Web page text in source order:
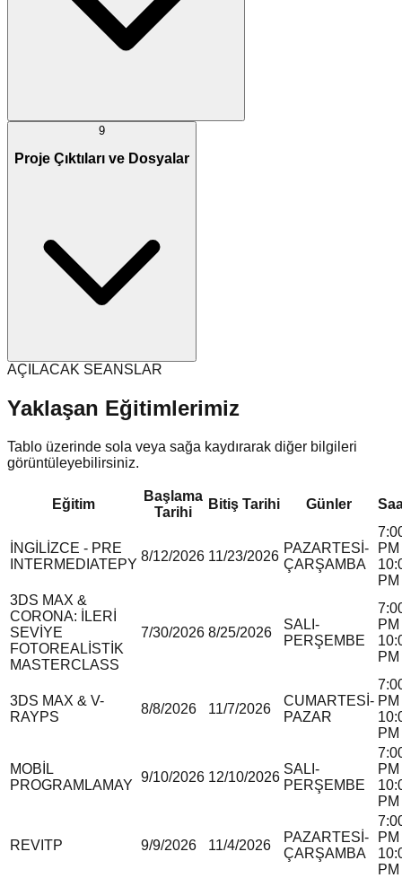
9
Proje Çıktıları ve Dosyalar
AÇILACAK SEANSLAR
Yaklaşan Eğitimlerimiz
Tablo üzerinde sola veya sağa kaydırarak diğer bilgileri
görüntüleyebilirsiniz.
Eğitim
Başlama
Tarihi
Bitiş Tarihi Günler
İNGİLİZCE - PRE
INTERMEDIATEPY
8/12/2026 11/23/2026
PAZARTESİ-
ÇARŞAMBA
PM
PM
3DS MAX &
CORONA: İLERİ
SEVİYE
FOTOREALİSTİK
MASTERCLASS
7/30/2026 8/25/2026
SALI-
PERŞEMBE
PM
PM
3DS MAX & V-
RAYPS
8/8/2026 11/7/2026
CUMARTESİ-
PAZAR
PM
PM
MOBİL
PROGRAMLAMAY
9/10/2026 12/10/2026
SALI-
PERŞEMBE
PM
PM
REVITP 9/9/2026 11/4/2026
PAZARTESİ-
ÇARŞAMBA
PM
PM